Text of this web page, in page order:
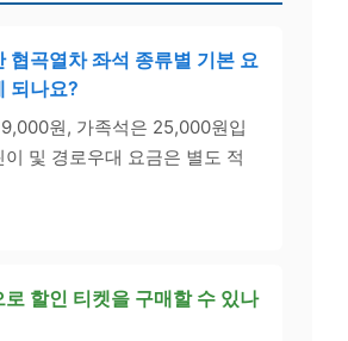
협곡열차 좌석 종류별 기본 요
되나요?
원, 가족석은 25,000원입
이 및 경로우대 요금은 별도 적
로 할인 티켓을 구매할 수 있나